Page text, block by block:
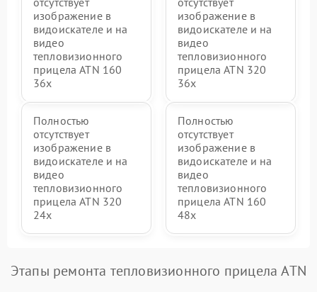
изображение в
видоискателе и на
видео
тепловизионного
прицела ATN 160
36x
изображение в
видоискателе и на
видео
тепловизионного
прицела ATN 320
36x
Полностью
отсутствует
изображение в
видоискателе и на
видео
тепловизионного
прицела ATN 320
24x
Полностью
отсутствует
изображение в
видоискателе и на
видео
тепловизионного
прицела ATN 160
48x
Этапы ремонта тепловизионного прицела ATN